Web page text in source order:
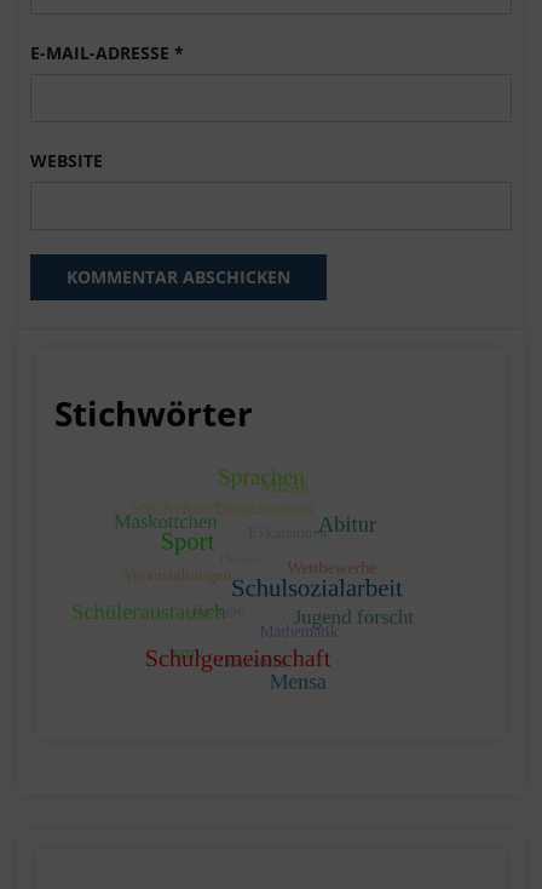
E-MAIL-ADRESSE *
WEBSITE
Stichwörter